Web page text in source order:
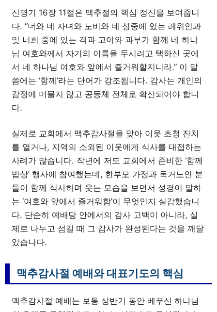
신명기 16장 11절은 맥추절의 핵심 정신을 보여줍니
다. “너와 네 자녀와 노비와 네 성중에 있는 레위인과
및 너희 중에 있는 객과 고아와 과부가 함께 네 하나
님 여호와께서 자기의 이름을 두시려고 택하신 곳에
서 네 하나님 여호와 앞에서 즐거워할지니라.” 이 말
씀에는 ‘함께’라는 단어가 강조됩니다. 감사는 개인의
감정에 머물지 않고 공동체 전체로 확산되어야 합니
다.
실제로 교회에서 맥추감사절을 맞아 이웃 초청 잔치
를 열거나, 지역의 소외된 이웃에게 식사를 대접하는
사례가 많습니다. 작년에 저도 교회에서 준비한 ‘함께
밥상’ 행사에 참여했는데, 한부모 가정과 독거노인 분
들이 함께 식사하며 웃는 모습을 보면서 성경이 말하
는 ‘여호와 앞에서 즐거워함’이 무엇인지 실감했습니
다. 단순히 예배당 안에서의 감사 고백이 아니라, 실
제로 나누고 섬길 때 그 감사가 완성된다는 것을 깨달
았습니다.
맥추감사절 예배와 대표기도의 핵심
맥추감사절 예배는 보통 상반기 동안 베푸신 하나님